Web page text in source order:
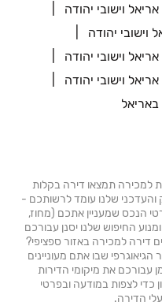
וישובי יהודה
באריאל
למכירה? ביד2 - דירות למכירה תמצאו דירה בקלות
שלנו עומד לרשותכם -
הנכס שמעניין אתכם (מחוז,
החיפוש שלנו יסנן עבורכם
דירה למכירה באזור ספציפי?
שבו אתם מעוניינים
את מיקומי הדירות
כדי לצפות במודעה ובפרטי
הדירה.